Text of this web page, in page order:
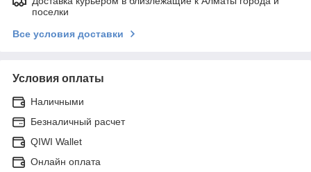
поселки
Все условия доставки
Условия оплаты
Наличными
Безналичный расчет
QIWI Wallet
Онлайн оплата